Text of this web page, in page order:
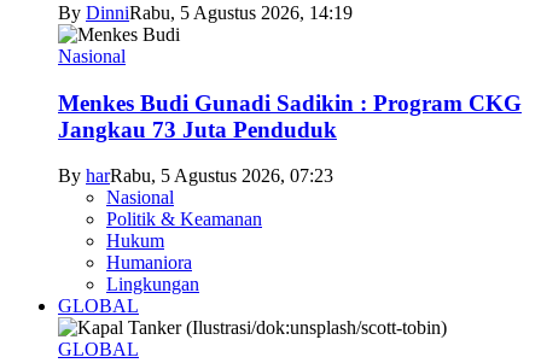
By DinniRabu, 5 Agustus 2026, 14:19
Nasional
Menkes Budi Gunadi Sadikin : Program CKG
Jangkau 73 Juta Penduduk
By harRabu, 5 Agustus 2026, 07:23
Nasional
Politik & Keamanan
Hukum
Humaniora
Lingkungan
GLOBAL
GLOBAL